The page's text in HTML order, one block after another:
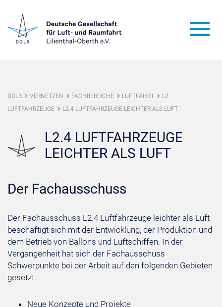
DGLR VERNETZEN FACHBEREICHE LUFTFAHRT
L2
LUFTFAHRZEUGE
L2.4 LUFTFAHRZEUGE LEICHTER ALS LUFT
L2.4 LUFTFAHRZEUGE
LEICHTER ALS LUFT
Der Fachausschuss
Der Fachausschuss L2.4 Luftfahrzeuge leichter als Luft
beschäftigt sich mit der Entwicklung, der Produktion und
dem Betrieb von Ballons und Luftschiffen. In der
Vergangenheit hat sich der Fachausschuss
Schwerpunkte bei der Arbeit auf den folgenden Gebieten
gesetzt:
Neue Konzepte und Projekte